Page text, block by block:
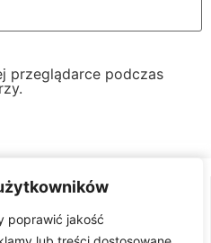
poprawić jakość
przeglądarce podczas